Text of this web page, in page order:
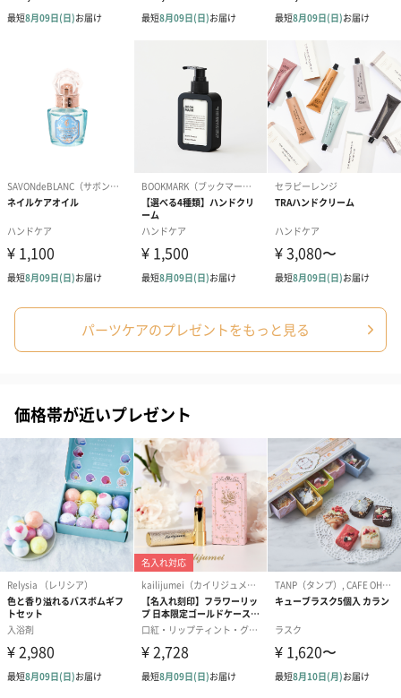
クリームをプレゼントしてみませんか。
商品詳細情報
原材料
【ラベンダー】
水、ユチャ種子油、グリセリン、アーモンド油、タピ
オカデンプン、オリーブ油脂肪酸ソルビタン、オリー
ブ油脂肪酸セテアリル、シア脂、ジメチコン、パルミ
チン酸セチル、オリーブ果実油、ブドウ種子油、アロ
エベラ液汁、ハチミツ、ヒマワリ種子油、ミモザテヌ
イフローラ樹皮エキス、パルミチン酸ソルビタン、香
料、アルギニン、（アクリレーツ／アクリル酸アルキ
ル（C10-30))クロスポリマー、クロルフェネシン、水
添レシチン、キサンタンガム、EDTA-2Na、o-シメ
ン-5-オール、テトラ(ジ-t-ブチルヒドロキシヒドロケ
リメチルシルセスキオキサン、トコフェロール、ソル
ビン酸K
【ローズ】
チン酸セチル、オリーブ果実油、ブドウ種子油、アロ
イフローラ樹皮エキス、パルミチン酸ソルビタン、香
料、アルギニン、（アクリレーツ／アクリル酸アルキ
ル（C10-30))クロスポリマー、クロルフェネシン、水
添レシチン、キサンタンガム、EDTA-2Na、o-シメ
ン-5-オール、テトラ(ジ-t-ブチルヒドロキシヒドロケ
イヒ酸)ペンタエリスリチル、酢酸トコフェロール、ポ
リメチルシルセスキオキサン、トコフェロール、ソル
ビン酸K
【ピンクグレープフルーツ】
水、ユチャ種子油、グリセリン、アーモンド油、タピ
オカデンプン、オリーブ油脂肪酸ソルビタン、オリー
ブ油脂肪酸セテアリル、シア脂、ジメチコン、パルミ
チン酸セチル、オリーブ果実油、ブドウ種子油、アロ
エベラ液汁、ハチミツ、ヒマワリ種子油、ミモザテヌ
イフローラ樹皮エキス、パルミチン酸ソルビタン、香
パーツケアのプレゼントをもっと見る
価格帯が近いプレゼント